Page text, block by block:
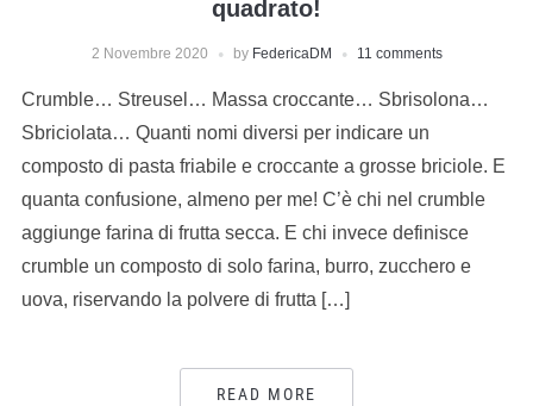
quadrato!
2 Novembre 2020 by FedericaDM 11 comments
Crumble… Streusel… Massa croccante… Sbrisolona…
Sbriciolata… Quanti nomi diversi per indicare un
composto di pasta friabile e croccante a grosse briciole. E
quanta confusione, almeno per me! C’è chi nel crumble
aggiunge farina di frutta secca. E chi invece definisce
crumble un composto di solo farina, burro, zucchero e
uova, riservando la polvere di frutta […]
READ MORE